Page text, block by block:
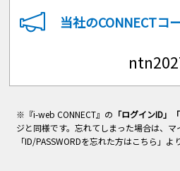
当社のCONNECTコ
※『i-web CONNECT』の 「ログインID」
ジと同様です。忘れてしまった場合は、
「ID/PASSWORDを忘れた方はこちら」よ